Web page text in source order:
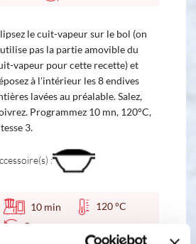
le cuit-vapeur sur le bol (on
pas la partie amovible du
vapeur pour cette recette) et
à l'intérieur les 8 endives
lavées au préalable. Salez,
Programmez 10 mn, 120°C,
3.
:
10 min
120 °C
3